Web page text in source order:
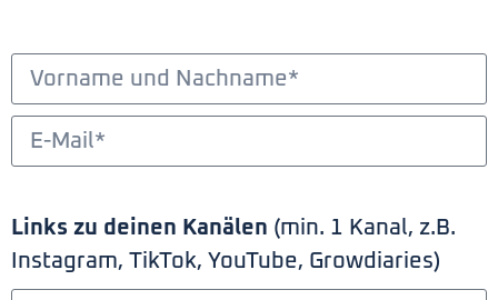
Links zu deinen Kanälen (min. 1 Kanal, z.B.
Instagram, TikTok, YouTube, Growdiaries)